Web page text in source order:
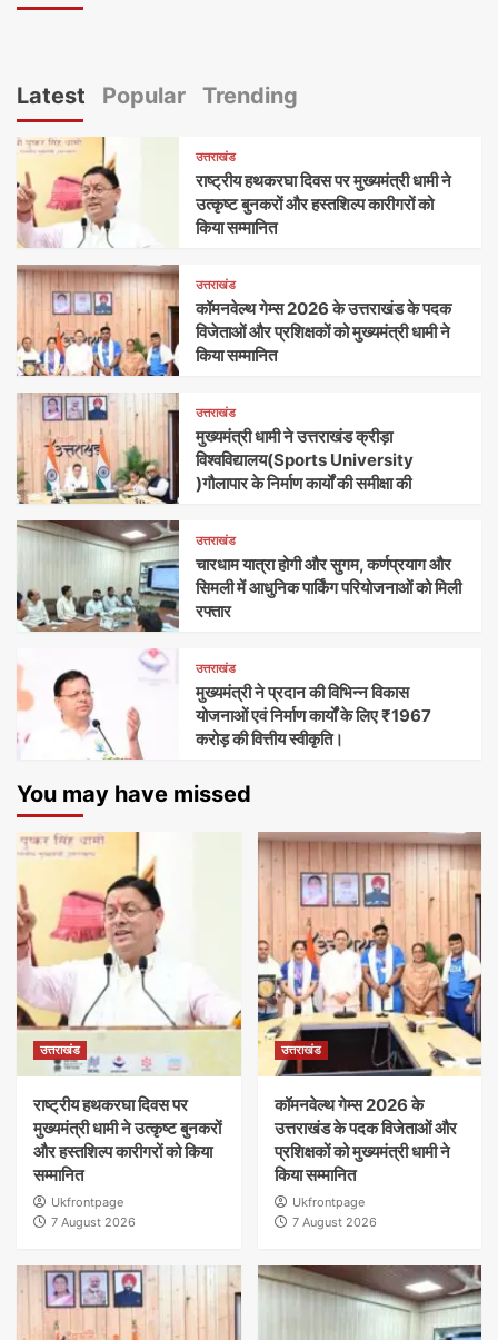
Latest Popular Trending
उत्तराखंड
राष्ट्रीय हथकरघा दिवस पर मुख्यमंत्री धामी ने
उत्कृष्ट बुनकरों और हस्तशिल्प कारीगरों को
किया सम्मानित
उत्तराखंड
कॉमनवेल्थ गेम्स 2026 के उत्तराखंड के पदक
विजेताओं और प्रशिक्षकों को मुख्यमंत्री धामी ने
किया सम्मानित
उत्तराखंड
मुख्यमंत्री धामी ने उत्तराखंड क्रीड़ा
विश्वविद्यालय(Sports University
)गौलापार के निर्माण कार्यों की समीक्षा की
उत्तराखंड
चारधाम यात्रा होगी और सुगम, कर्णप्रयाग और
सिमली में आधुनिक पार्किंग परियोजनाओं को मिली
रफ्तार
उत्तराखंड
मुख्यमंत्री ने प्रदान की विभिन्न विकास
योजनाओं एवं निर्माण कार्यों के लिए ₹1967
करोड़ की वित्तीय स्वीकृति।
You may have missed
उत्तराखंड
राष्ट्रीय हथकरघा दिवस पर
मुख्यमंत्री धामी ने उत्कृष्ट बुनकरों
और हस्तशिल्प कारीगरों को किया
सम्मानित
Ukfrontpage
7 August 2026
उत्तराखंड
कॉमनवेल्थ गेम्स 2026 के
उत्तराखंड के पदक विजेताओं और
प्रशिक्षकों को मुख्यमंत्री धामी ने
किया सम्मानित
Ukfrontpage
7 August 2026